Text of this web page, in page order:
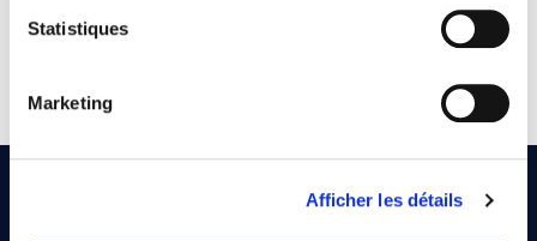
Statistiques
Marketing
Afficher les détails